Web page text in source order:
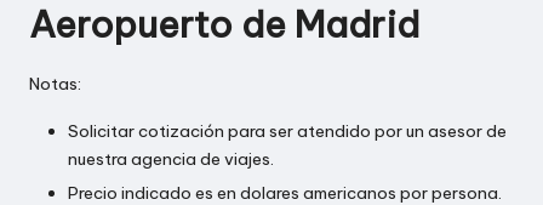
Aeropuerto de Madrid
Notas:
Solicitar cotización para ser atendido por un asesor de
nuestra agencia de viajes.
Precio indicado es en dolares americanos por persona.